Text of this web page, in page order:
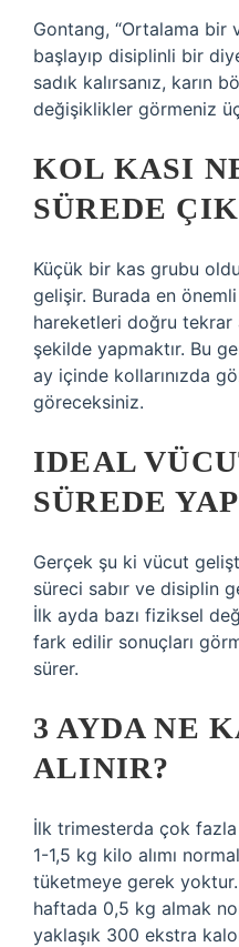
Gontang, “Ortalama bir
başlayıp disiplinli bir
sadık kalırsanız, karın
değişiklikler görmeniz
KOL KASI
SÜREDE
Küçük bir kas grubu
gelişir. Burada en
hareketleri doğru tekrar
şekilde yapmaktır. Bu
ay içinde kollarınızda
göreceksiniz.
IDEAL
SÜREDE
Gerçek şu ki vücut
süreci sabır ve disiplin
İlk ayda bazı fiziksel
fark edilir sonuçları
sürer.
3 AYDA NE
ALINIR?
İlk trimesterda çok
1-1,5 kg kilo alımı
tüketmeye gerek
haftada 0,5 kg almak
yaklaşık 300 ekstra